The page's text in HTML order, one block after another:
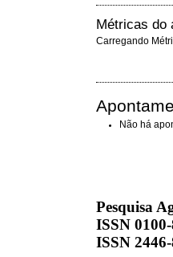
Métricas do
Carregando
Não há
Pesquisa
ISSN
ISSN